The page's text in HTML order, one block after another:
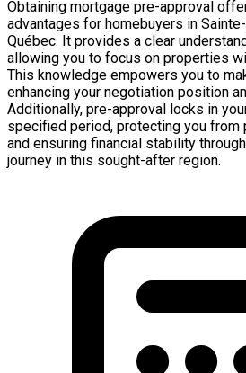
Obtaining mortgage pre-approval
advantages for homebuyers in
Québec. It provides a clear
allowing you to focus on properties
This knowledge empowers you to
enhancing your negotiation position
Additionally, pre-approval locks in
specified period, protecting you from
and ensuring financial stability
journey in this sought-after region.